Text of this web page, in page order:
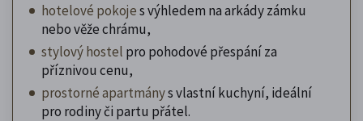
hotelové pokojes výhledem na arkády zámku
nebo věže chrámu,
stylový hostel pro pohodové přespání za
příznivou cenu,
prostorné apartmánys vlastní kuchyní, ideální
pro rodiny či partu přátel.